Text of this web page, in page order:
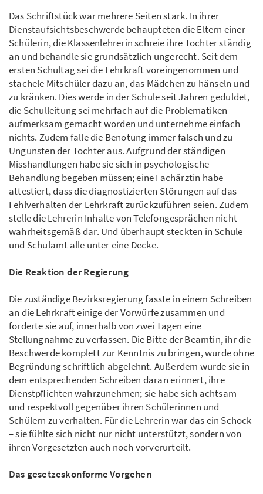
Das Schriftstück war mehrere Seiten stark. In ihrer
Dienstaufsichtsbeschwerde behaupteten die Eltern einer
Schülerin, die Klassenlehrerin schreie ihre Tochter ständig
an und behandle sie grundsätzlich ungerecht. Seit dem
ersten Schultag sei die Lehrkraft voreingenommen und
stachele Mitschüler dazu an, das Mädchen zu hänseln und
zu kränken. Dies werde in der Schule seit Jahren geduldet,
die Schulleitung sei mehrfach auf die Problematiken
aufmerksam gemacht worden und unternehme einfach
nichts. Zudem falle die Benotung immer falsch und zu
Ungunsten der Tochter aus. Aufgrund der ständigen
Misshandlungen habe sie sich in psychologische
Behandlung begeben müssen; eine Fachärztin habe
attestiert, dass die diagnostizierten Störungen auf das
Fehlverhalten der Lehrkraft zurückzuführen seien. Zudem
stelle die Lehrerin Inhalte von Telefongesprächen nicht
wahrheitsgemäß dar. Und überhaupt steckten in Schule
und Schulamt alle unter eine Decke.
Die Reaktion der Regierung
Die zuständige Bezirksregierung fasste in einem Schreiben
an die Lehrkraft einige der Vorwürfe zusammen und
forderte sie auf, innerhalb von zwei Tagen eine
Stellungnahme zu verfassen. Die Bitte der Beamtin, ihr die
Beschwerde komplett zur Kenntnis zu bringen, wurde ohne
Begründung schriftlich abgelehnt. Außerdem wurde sie in
dem entsprechenden Schreiben daran erinnert, ihre
Dienstpﬂichten wahrzunehmen; sie habe sich achtsam
und respektvoll gegenüber ihren Schülerinnen und
Schülern zu verhalten. Für die Lehrerin war das ein Schock
– sie fühlte sich nicht nur nicht unterstützt, sondern von
ihren Vorgesetzten auch noch vorverurteilt.
Das gesetzeskonforme Vorgehen